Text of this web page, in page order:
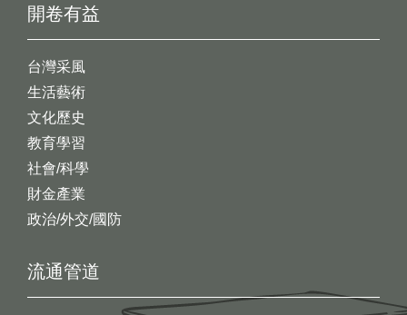
開卷有益
台灣采風
生活藝術
文化歷史
教育學習
社會/科學
財金產業
政治/外交/國防
流通管道